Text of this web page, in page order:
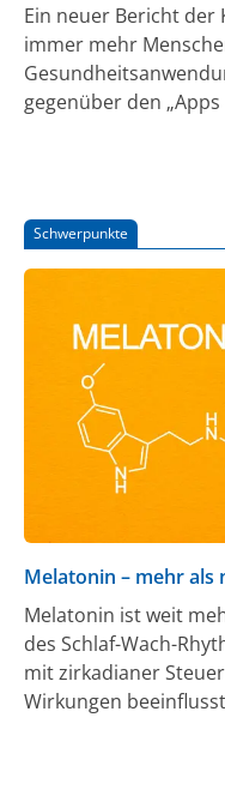
Ein neuer Bericht der
immer mehr
gegenüber den
Schwerpunkte
Melatonin – mehr als
Melatonin ist weit
des Schlaf-Wach-
mit zirkadianer
Wirkungen
und zirkadiane